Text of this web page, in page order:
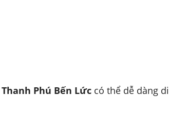
Thanh Phú Bến Lức có thể dễ dàng